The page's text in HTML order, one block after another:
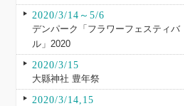
2020/3/14～5/6
デンパーク「フラワーフェスティバ
ル」2020
2020/3/15
大縣神社 豊年祭
2020/3/14,15